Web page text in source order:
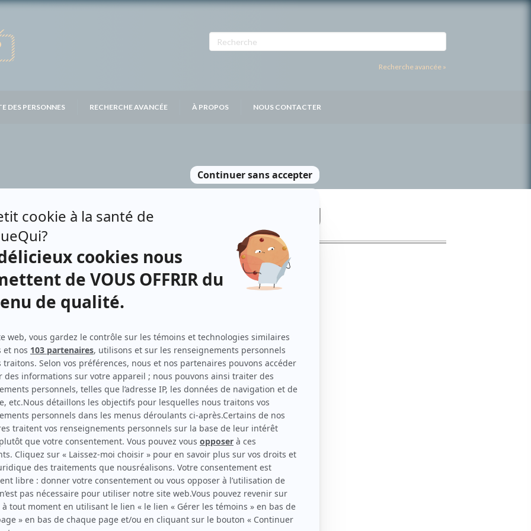
Recherche avancée »
DES PERSONNES RECHERCHE AVANCÉE À PROPOS NOUS CONTACTER
LEBEAU-TASCHEREAU
Contributions
Double jeuScript-éditeur
Gâtées pourries Producteur exécutif
La médiatrice Script-éditeur
Lakay NouAuteur
VidangesConseiller à la scénarisation
Le pacte Auteur
JumellesAuteur
JumellesProducteur exécutif
JumellesScript-éditeur
LIAMProducteur exécutif
Haute démolitionProducteur exécutif
Virage – Double fauteAuteur
Virage – Double fauteProducteur
Manuel de la vie sauvageProducteur